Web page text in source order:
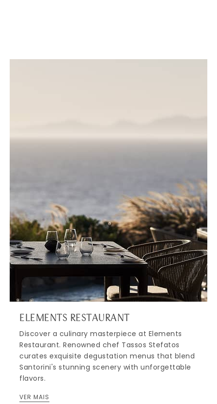
ELEMENTS RESTAURANT
Discover a culinary masterpiece at Elements
Restaurant. Renowned chef Tassos Stefatos
curates exquisite degustation menus that blend
Santorini's stunning scenery with unforgettable
flavors.
VER MAIS